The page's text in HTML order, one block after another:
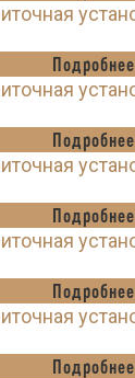
Подробнее
Подробнее
Подробнее
Подробнее
Подробнее